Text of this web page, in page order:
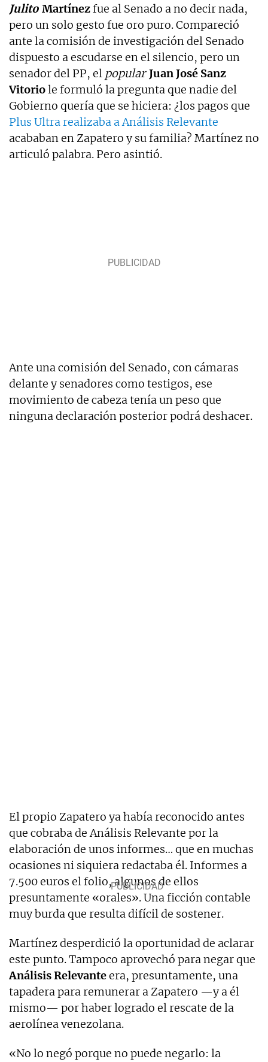
Julito Martínezfue al Senado a no decir nada,
pero un solo gesto fue oro puro. Compareció
ante la comisión de investigación del Senado
dispuesto a escudarse en el silencio, pero un
senador del PP, el popularJuan José Sanz
Vitoriole formuló la pregunta que nadie del
Gobierno quería que se hiciera: ¿los pagos que
Plus Ultra realizaba a Análisis Relevante
acababan en Zapatero y su familia? Martínez no
articuló palabra. Pero asintió.
Ante una comisión del Senado, con cámaras
delante y senadores como testigos, ese
movimiento de cabeza tenía un peso que
ninguna declaración posterior podrá deshacer.
El propio Zapatero ya había reconocido antes
que cobraba de Análisis Relevante por la
elaboración de unos informes… que en muchas
ocasiones ni siquiera redactaba él. Informes a
7.500 euros el folio, algunos de ellos
presuntamente «orales». Una ficción contable
muy burda que resulta difícil de sostener.
Martínez desperdició la oportunidad de aclarar
este punto. Tampoco aprovechó para negar que
Análisis Relevanteera, presuntamente, una
tapadera para remunerar a Zapatero —y a él
mismo— por haber logrado el rescate de la
aerolínea venezolana.
«No lo negó porque no puede negarlo: la